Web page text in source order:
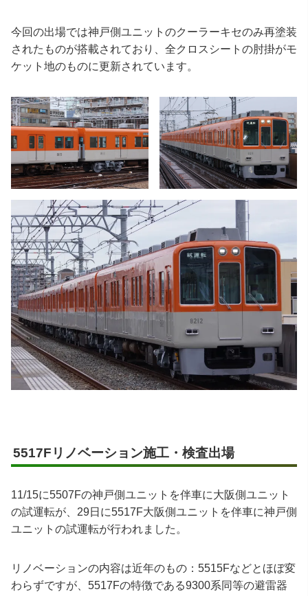
今回の出場では神戸側ユニットのクーラーキセのみ再塗装
されたものが搭載されており、全クロスシートの肘掛がモ
ケット地のものに更新されています。
5517Fリノベーション施工・検査出場
11/15に5507Fの神戸側ユニットを伴車に大阪側ユニット
の試運転が、29日に5517F大阪側ユニットを伴車に神戸側
ユニットの試運転が行われました。
リノベーションの内容は近年のもの：5515Fなどとほぼ変
わらずですが、5517Fの特徴である9300系同等の避雷器